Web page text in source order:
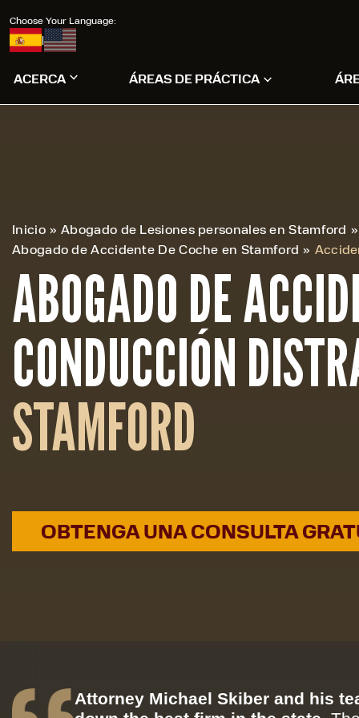
Choose Your Language:
|
ACERCA ÁREAS DE PRÁCTICA
Inicio » Abogado de Lesiones personales en Stamford »
Abogado de Accidente De Coche en Stamford »
ABOGADO DE
CONDUCCIÓN
STAMFORD
OBTENGA UNA CONSULTA
Attorney Michael Skiber and his